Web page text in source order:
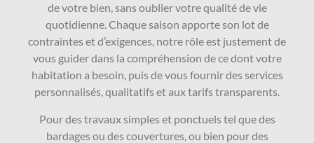
de votre bien, sans oublier votre qualité de vie
quotidienne. Chaque saison apporte son lot de
contraintes et d’exigences, notre rôle est justement de
vous guider dans la compréhension de ce dont votre
habitation a besoin, puis de vous fournir des services
personnalisés, qualitatifs et aux tarifs transparents.
Pour des travaux simples et ponctuels tel que des
bardages ou des couvertures, ou bien pour des